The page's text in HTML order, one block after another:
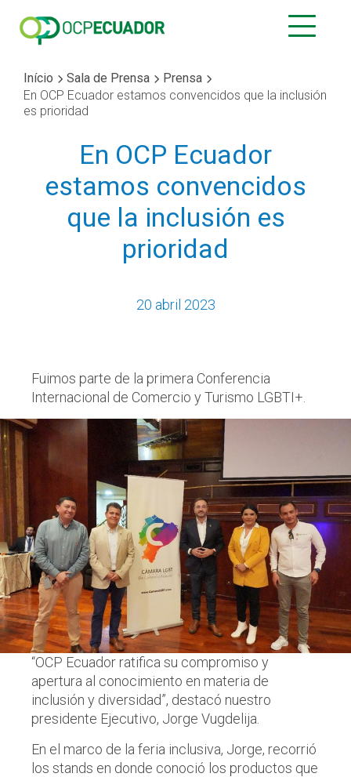
Início Sala de Prensa
Prensa
En OCP Ecuador estamos convencidos que la inclusión
es prioridad
En OCP Ecuador
estamos convencidos
que la inclusión es
prioridad
20 abril 2023
Fuimos parte de la primera Conferencia
Internacional de Comercio y Turismo LGBTI+.
“OCP Ecuador ratifica su compromiso y
apertura al conocimiento en materia de
inclusión y diversidad”, destacó nuestro
presidente Ejecutivo, Jorge Vugdelija.
En el marco de la feria inclusiva, Jorge, recorrió
los stands en donde conoció los productos que